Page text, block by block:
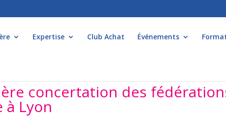
Expertise Club Achat Événements
concertation des
à Lyon